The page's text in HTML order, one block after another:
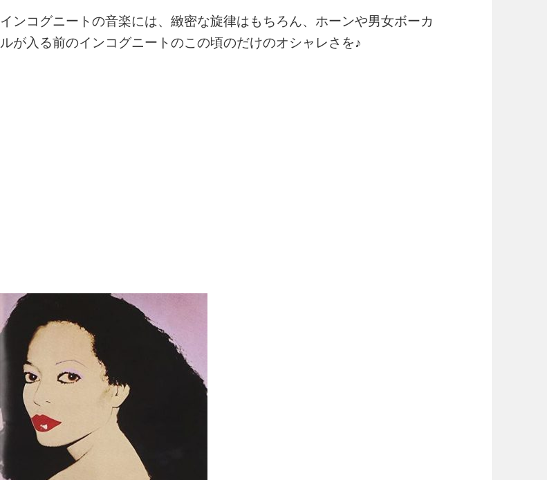
インコグニートの音楽には、緻密な旋律はもちろん、ホーンや男女ボーカ
ルが入る前のインコグニートのこの頃のだけのオシャレさを♪